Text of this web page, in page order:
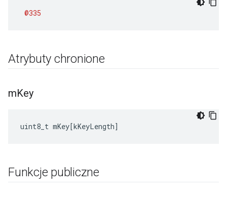
@335
Atrybuty chronione
mKey
uint8_t mKey[kKeyLength]
Funkcje publiczne